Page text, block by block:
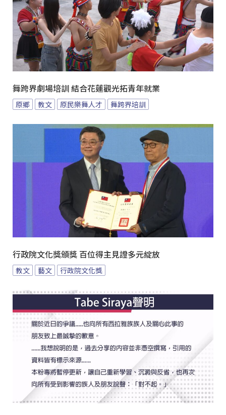
舞跨界劇場培訓 結合花蓮觀光拓青年就業
原鄉 教文 原民樂舞人才 舞跨界培訓
行政院文化獎頒獎 百位得主見證多元綻放
教文 藝文 行政院文化獎